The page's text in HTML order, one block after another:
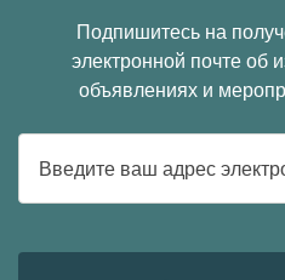
Подпишитесь на
электронной почте об
объявлениях и
mail
адрес